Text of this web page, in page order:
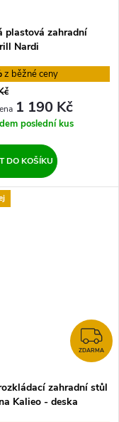
plastová zahradní
Nardi
1 190 Kč
poslední kus
DO KOŠÍKU
ZDARMA
zahradní stůl
Kalieo - deska